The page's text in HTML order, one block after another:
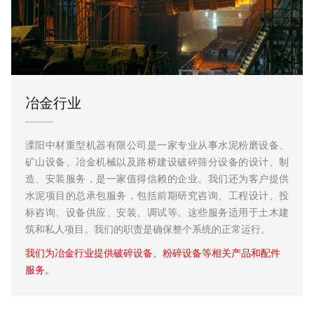
业园区滨河路11号
冶金行业
溧阳中材重型机器有限公司是一家专业从事水泥粉磨设备、
矿山设备、冶金机械以及路桥建设破碎筛分设备的设计、制
造、安装服务，是一家值得信赖的企业。我们还为客户提供
水泥项目的总承包服务，包括前期研究咨询、工程设计、投
标咨询、设备供应、安装、调试等。这些服务适用于土木建
筑和私人项目。我们的职责是确保整个系统的正常运行。
我们为冶金行业提供破碎设备、粉碎设备等相关产品和配件
服务。